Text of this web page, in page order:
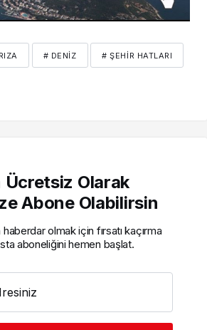
# DENIZ # ŞEHIR HATLARI
Ücretsiz Olarak
Abone Olabilirsin
olmak için fırsatı kaçırma
aboneliğini hemen başlat.